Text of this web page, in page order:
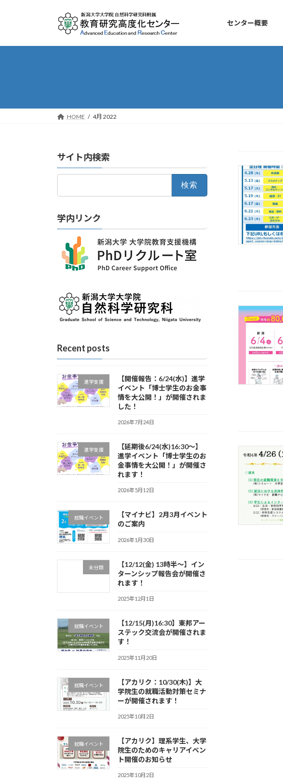
センター概要
HOME 4月 2022
サイト内検索
学内リンク
Recent posts
進学支援
【開催報告：6/24(水)】進学
イベント「博士学生のお金事
情を大公開！」が開催されま
した！
2026年7月24日
進学支援
【延期後6/24(水)16:30～】
進学イベント「博士学生のお
金事情を大公開！」が開催さ
れます！
2026年5月12日
就職イベント
【マイナビ】2月3月イベント
のご案内
2026年1月30日
未分類
【12/12(金) 13時半～】イン
ターンシップ報告会が開催さ
れます！
2025年12月1日
就職イベント
【12/15(月)16:30】東邦アー
ステック交流会が開催されま
す！
2025年11月20日
就職イベント
【アカリク：10/30(木)】大
学院生の就職活動対策セミナ
ーが開催されます！
2025年10月2日
就職イベント
【アカリク】理系学生、大学
院生のためのキャリアイベン
ト開催のお知らせ
2025年10月2日